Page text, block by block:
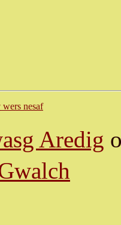
wers nesaf
Aredig